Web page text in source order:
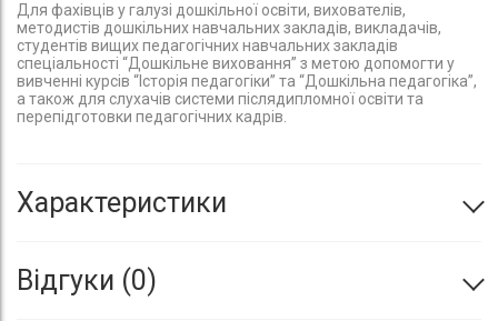
Для фахівців у галузі дошкільної освіти, вихователів,
методистів дошкільних навчальних закладів, викладачів,
студентів вищих педагогічних навчальних закладів
спеціальності “Дошкільне виховання” з метою допомогти у
вивченні курсів “Історія педагогіки” та “Дошкільна педагогіка”,
а також для слухачів системи післядипломної освіти та
перепідготовки педагогічних кадрів.
Характеристики
Відгуки 0